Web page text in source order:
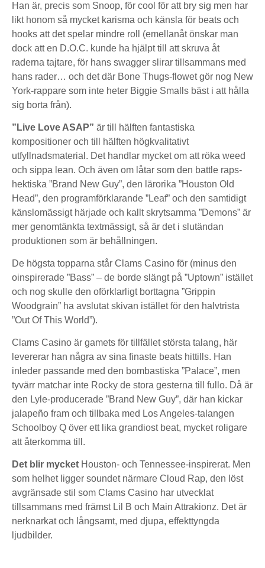
Han är, precis som Snoop, för cool för att bry sig men har
likt honom så mycket karisma och känsla för beats och
hooks att det spelar mindre roll (emellanåt önskar man
dock att en D.O.C. kunde ha hjälpt till att skruva åt
raderna tajtare, för hans swagger slirar tillsammans med
hans rader… och det där Bone Thugs-flowet gör nog New
York-rappare som inte heter Biggie Smalls bäst i att hålla
sig borta från).
”Live Love ASAP” är till hälften fantastiska
kompositioner och till hälften högkvalitativt
utfyllnadsmaterial. Det handlar mycket om att röka weed
och sippa lean. Och även om låtar som den battle raps-
hektiska ”Brand New Guy”, den lärorika ”Houston Old
Head”, den programförklarande ”Leaf” och den samtidigt
känslomässigt härjade och kallt skrytsamma ”Demons” är
mer genomtänkta textmässigt, så är det i slutändan
produktionen som är behållningen.
De högsta topparna står Clams Casino för (minus den
oinspirerade ”Bass” – de borde slängt på ”Uptown” istället
och nog skulle den oförklarligt borttagna ”Grippin
Woodgrain” ha avslutat skivan istället för den halvtrista
”Out Of This World”).
Clams Casino är gamets för tillfället största talang, här
levererar han några av sina finaste beats hittills. Han
inleder passande med den bombastiska ”Palace”, men
tyvärr matchar inte Rocky de stora gesterna till fullo. Då är
den Lyle-producerade ”Brand New Guy”, där han kickar
jalapeño fram och tillbaka med Los Angeles-talangen
Schoolboy Q över ett lika grandiost beat, mycket roligare
att återkomma till.
Det blir mycket Houston- och Tennessee-inspirerat. Men
som helhet ligger soundet närmare Cloud Rap, den löst
avgränsade stil som Clams Casino har utvecklat
tillsammans med främst Lil B och Main Attrakionz. Det är
nerknarkat och långsamt, med djupa, effekttyngda
ljudbilder.